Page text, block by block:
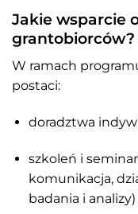
Jakie wsparcie
grantobiorców?
W ramach
postaci:
doradztwa
szkoleń i
komunikacja,
badania i analizy)